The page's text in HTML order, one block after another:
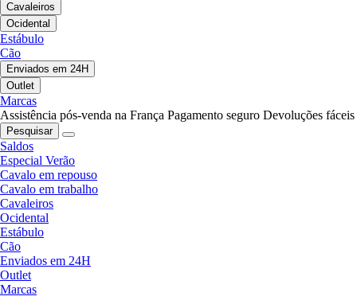
Cavaleiros
Ocidental
Estábulo
Cão
Enviados em 24H
Outlet
Marcas
Assistência pós-venda na França Pagamento seguro Devoluções fáceis
Pesquisar
Saldos
Especial Verão
Cavalo em repouso
Cavalo em trabalho
Cavaleiros
Ocidental
Estábulo
Cão
Enviados em 24H
Outlet
Marcas